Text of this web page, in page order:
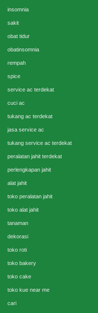
insomnia
sakit
obat tidur
obatinsomnia
rempah
spice
service ac terdekat
cuci ac
tukang ac terdekat
jasa service ac
tukang service ac terdekat
peralatan jahit terdekat
perlengkapan jahit
alat jahit
toko peralatan jahit
toko alat jahit
tanaman
dekorasi
toko roti
toko bakery
toko cake
toko kue near me
cari